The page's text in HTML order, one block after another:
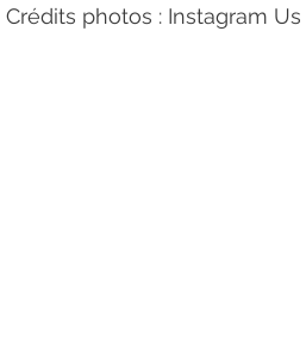
Crédits photos : Instagram